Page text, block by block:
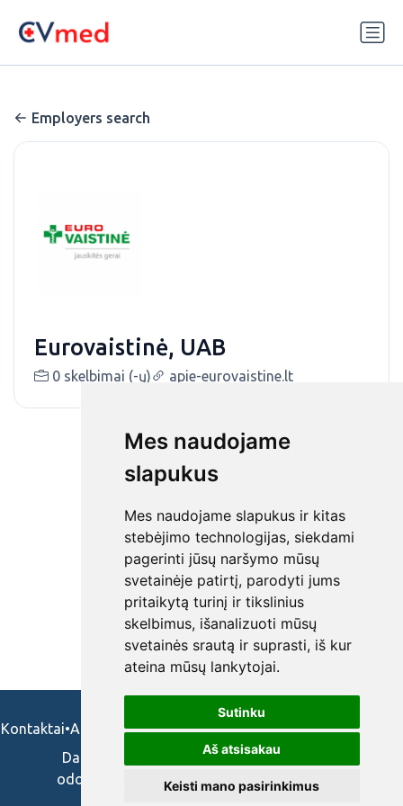
Mes naudojame
slapukus
Mes naudojame slapukus ir kitas
stebėjimo technologijas, siekdami
pagerinti jūsų naršymo mūsų
svetainėje patirtį, parodyti jums
pritaikytą turinį ir tikslinius
skelbimus, išanalizuoti mūsų
svetainės srautą ir suprasti, iš kur
ateina mūsų lankytojai.
Sutinku
Aš atsisakau
Keisti mano pasirinkimus
Employers search
Eurovaistinė, UAB
0 skelbimai (-ų) apie-eurovaistine.lt
Kontaktai•Apie mus•Naudojimosi taisykės•Privatumo politika
Darbo skelbimai ir pasiūlymai: gydytojams,
odontologams, slaugytojams, veterinarams,